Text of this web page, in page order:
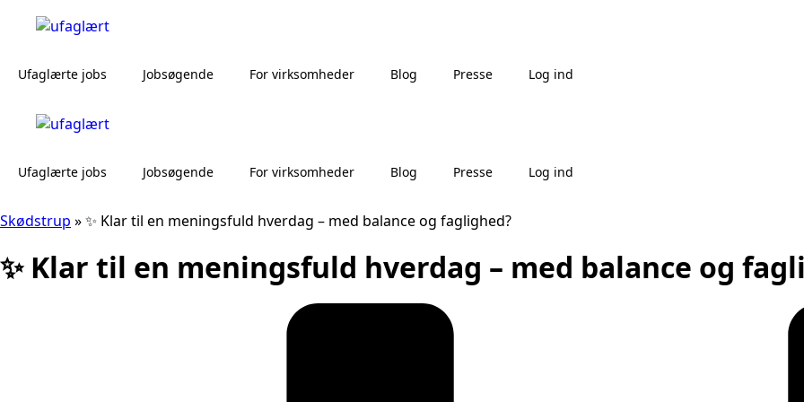
Ufaglærte jobs Jobsøgende For virksomheder Blog Presse Log ind
Ufaglærte jobs Jobsøgende For virksomheder Blog Presse Log ind
Skødstrup »✨ Klar til en meningsfuld hverdag – med balance og faglighed?
✨ Klar til en meningsfuld hverdag – med balance og